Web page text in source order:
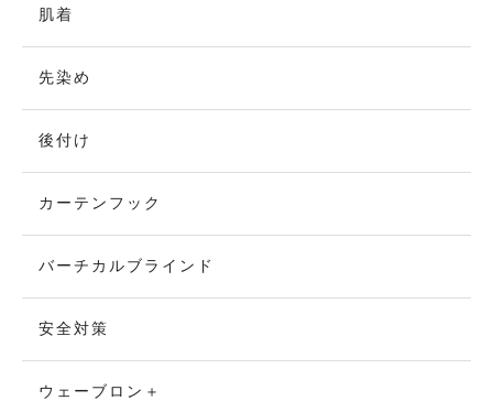
肌着
先染め
後付け
カーテンフック
バーチカルブラインド
安全対策
ウェーブロン＋